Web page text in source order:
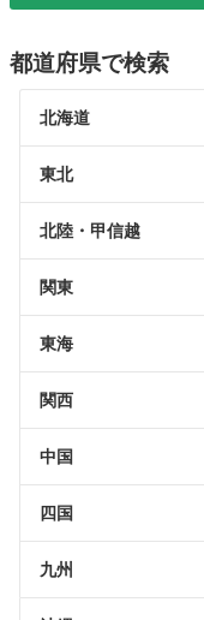
都道府県で検索
北海道
東北
北陸・甲信越
関東
東海
関西
中国
四国
九州